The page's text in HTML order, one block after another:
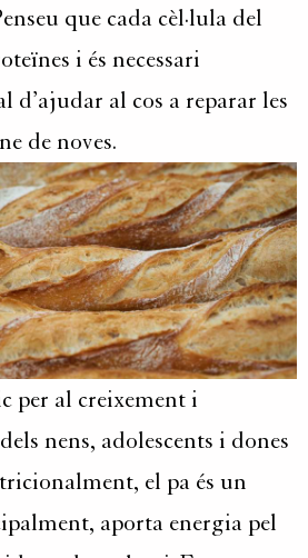
que cada cèl·lula del
i és necessari
d’ajudar al cos a reparar les
de noves.
per al creixement i
nens, adolescents i dones
el pa és un
aporta energia pel